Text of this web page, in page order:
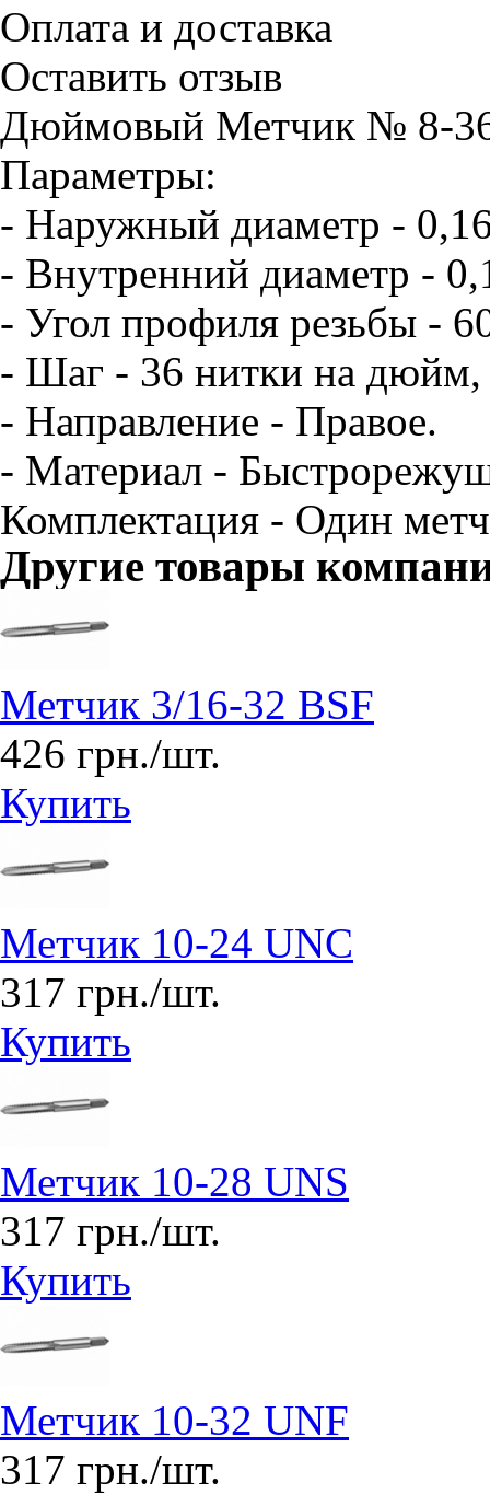
Оплата и доставка
Оставить отзыв
Дюймовый Метчик № 8-36
Параметры:
- Наружный диаметр -
- Внутренний диаметр -
- Угол профиля резьбы -
- Шаг - 36 нитки на
- Направление - Правое.
- Материал -
Комплектация - Один
Другие товары
Метчик 3/16-32 BSF
426 грн./шт.
Купить
Метчик 10-24 UNC
317 грн./шт.
Купить
Метчик 10-28 UNS
317 грн./шт.
Купить
Метчик 10-32 UNF
317 грн./шт.